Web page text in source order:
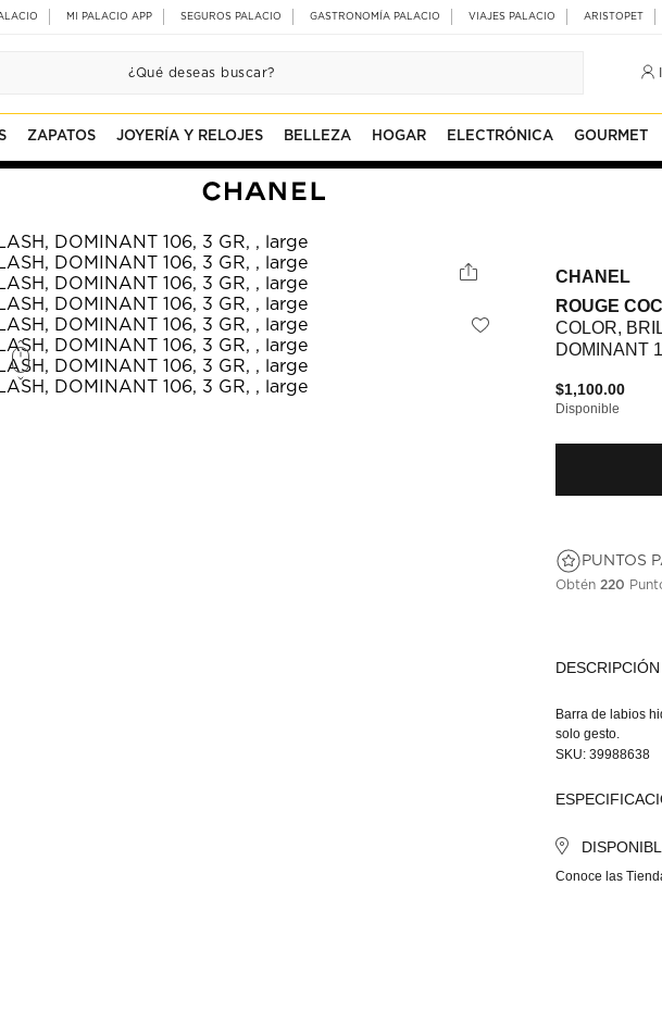
MI PALACIO APP SEGUROS PALACIO GASTRONOMÍA PALACIO VIAJES PALACIO ARISTOPET
ZAPATOS JOYERÍA Y RELOJES BELLEZA HOGAR ELECTRÓNICA GOURMET
CHANEL
ROUGE
COLOR,
DOMINANT
$1,100.00
Disponible
PUNTOS
Obtén 220
Barra de labios
solo gesto.
SKU: 39988638
Conoce las